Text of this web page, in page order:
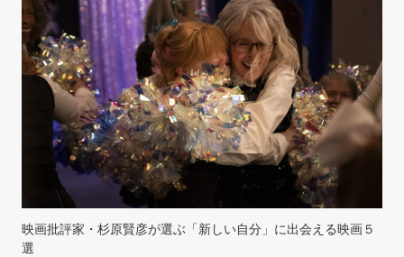
映画批評家・杉原賢彦が選ぶ「新しい自分」に出会える映画５
選